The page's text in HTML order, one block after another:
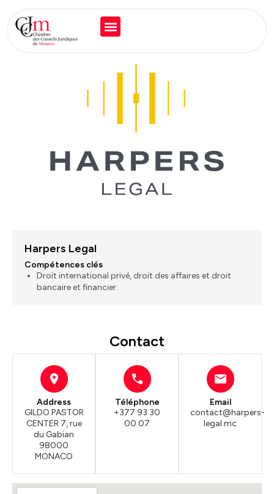
Harpers Legal
Compétences clés
Droit international privé, droit des affaires et droit
bancaire et financier.
Contact
Address
GILDO PASTOR
CENTER 7, rue
du Gabian
98000
MONACO
Téléphone
+377 93 30
00 07
Email
contact@harpers-
legal.mc